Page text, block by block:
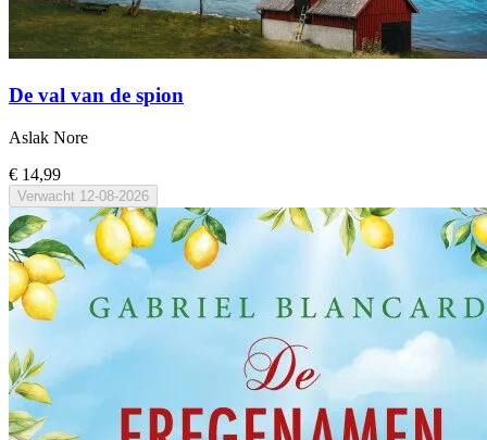
De val van de spion
Aslak Nore
€ 14,99
Verwacht 12-08-2026